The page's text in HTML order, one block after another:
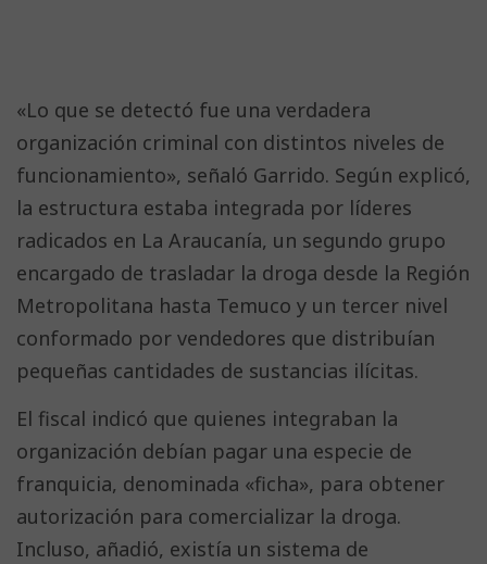
«Lo que se detectó fue una verdadera
organización criminal con distintos niveles de
funcionamiento», señaló Garrido. Según explicó,
la estructura estaba integrada por líderes
radicados en La Araucanía, un segundo grupo
encargado de trasladar la droga desde la Región
Metropolitana hasta Temuco y un tercer nivel
conformado por vendedores que distribuían
pequeñas cantidades de sustancias ilícitas.
El fiscal indicó que quienes integraban la
organización debían pagar una especie de
franquicia, denominada «ficha», para obtener
autorización para comercializar la droga.
Incluso, añadió, existía un sistema de